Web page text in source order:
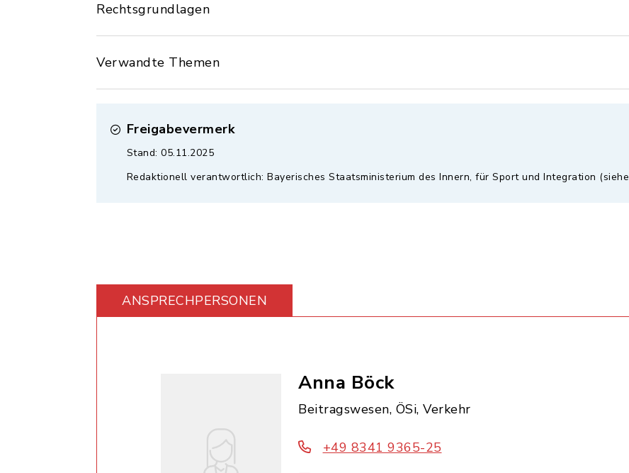
Rechtsgrundlagen
Verwandte Themen
Freigabevermerk
Stand: 05.11.2025
Redaktionell verantwortlich: Bayerisches Staatsministerium des Innern, für Sport und Integration (siehe
ANSPRECHPERSONEN
Anna Böck
Beitragswesen, ÖSi, Verkehr
+49 8341 9365-25